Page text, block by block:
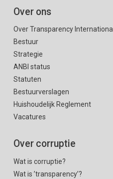
Over ons
Over Transparency International
Bestuur
Strategie
ANBI status
Statuten
Bestuurverslagen
Huishoudelijk Reglement
Vacatures
Over corruptie
Wat is corruptie?
Wat is ’transparency’?